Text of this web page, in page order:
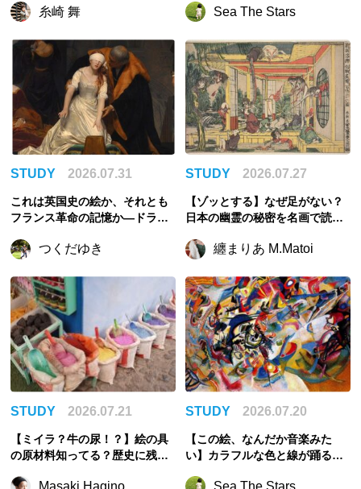
糸崎 舞
脱
Sea The Stars
STUDY 2026.07.31
これは英国史の絵か、それとも
フランス革命の記憶か—ドラロ
レイの処刑》を読む
つくだゆき
STUDY 2026.07.27
【ゾッとする】なぜ足がない？
日本の幽霊の秘密を名画で読み
纏まりあ M.Matoi
STUDY 2026.07.21
【ミイラ？牛の尿！？】絵の具
の原材料知ってる？歴史に残る
Masaki Hagino
STUDY 2026.07.20
【この絵、なんだか音楽みた
い】カラフルな色と線が踊るカ
Sea The Stars